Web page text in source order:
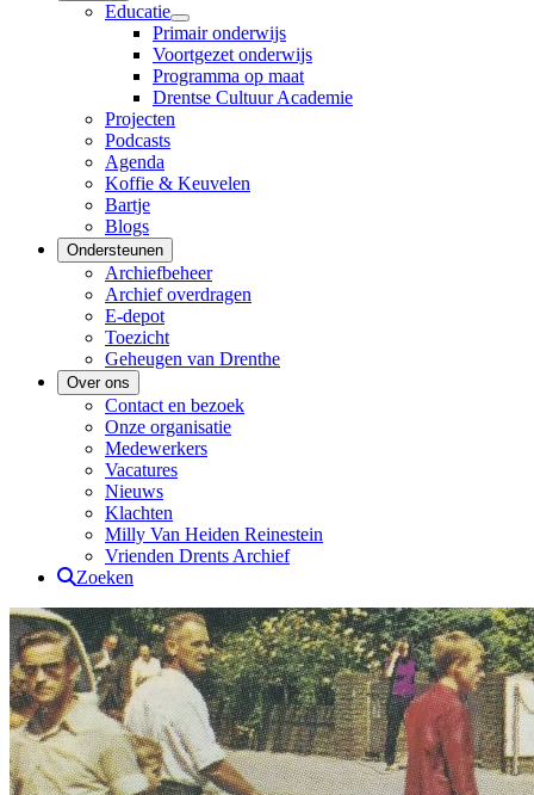
Educatie
Primair onderwijs
Voortgezet onderwijs
Programma op maat
Drentse Cultuur Academie
Projecten
Podcasts
Agenda
Koffie & Keuvelen
Bartje
Blogs
Ondersteunen
Archiefbeheer
Archief overdragen
E-depot
Toezicht
Geheugen van Drenthe
Over ons
Contact en bezoek
Onze organisatie
Medewerkers
Vacatures
Nieuws
Klachten
Milly Van Heiden Reinestein
Vrienden Drents Archief
Zoeken
Drents Archief